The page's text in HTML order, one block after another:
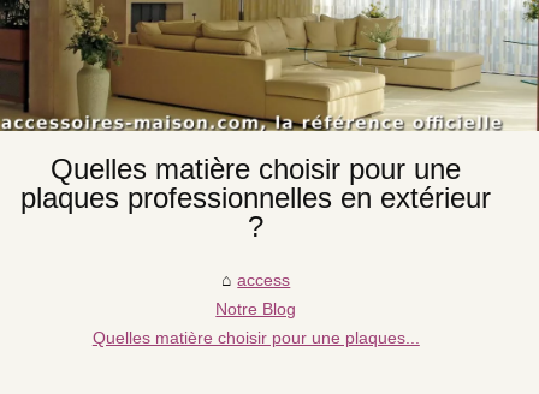
Quelles matière choisir pour une
plaques professionnelles en extérieur
?
access
Notre Blog
Quelles matière choisir pour une plaques...